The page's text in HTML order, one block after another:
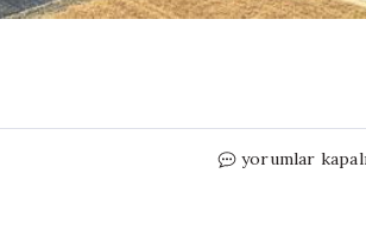
Tarım
yorumlar